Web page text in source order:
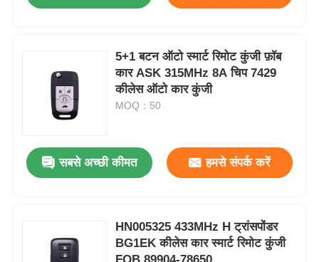
गुणवत्ता नियंत्रण
हमसे संपर्क करें
समाचार
ऑटो कुंजी
5+1 बटन ऑटो स्मार्ट रिमोट कुंजी फ़ॉब
कार ASK 315MHz 8A चिप 7429
कीलेस ऑटो कार कुंजी
MOQ：50
सबसे अच्छी कीमत हमसे संपर्क करें
HN005325 433MHz H ट्रांसपोंडर
BG1EK कीलेस कार स्मार्ट रिमोट कुंजी
FOB 89904-78650